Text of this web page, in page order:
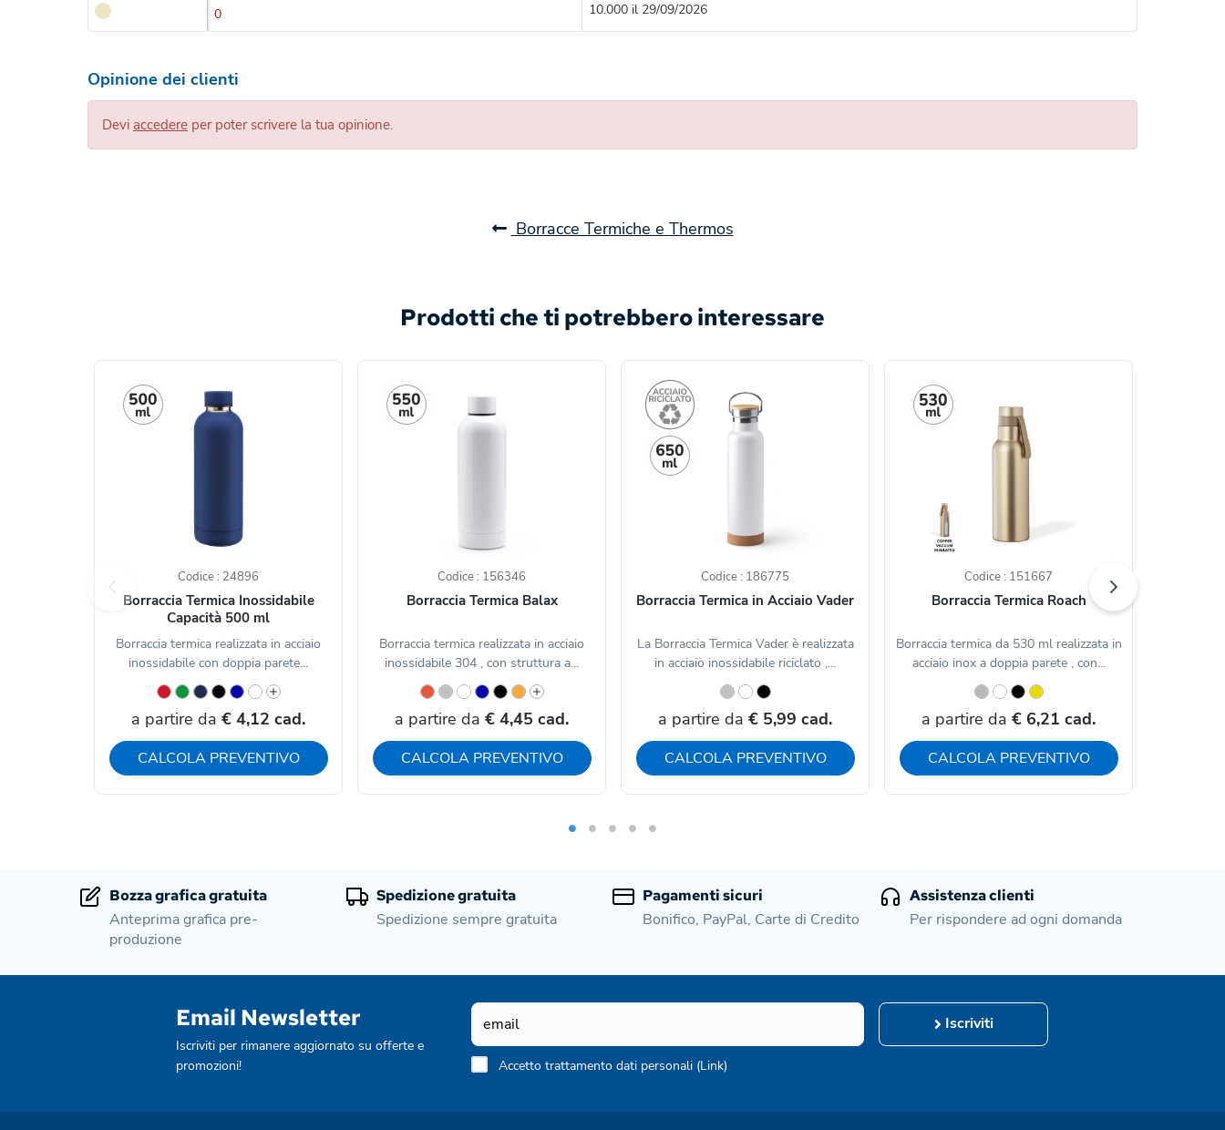
0 10.000 il 29/09/2026
Opinione dei clienti
Devi accedere per poter scrivere la tua opinione.
Borracce Termiche e Thermos
Prodotti che ti potrebbero interessare
Codice : 24896
Borraccia Termica Inossidabile
Capacità 500 ml
Borraccia termica realizzata in acciaio
inossidabile con doppia parete...
a partire da € 4,12 cad.
CALCOLA PREVENTIVO
Codice : 156346
Borraccia Termica Balax
Borraccia termica realizzata in acciaio
inossidabile 304 , con struttura a...
a partire da € 4,45 cad.
CALCOLA PREVENTIVO
Codice : 186775
Borraccia Termica in Acciaio Vader
La Borraccia Termica Vader è realizzata
in acciaio inossidabile riciclato ,...
a partire da € 5,99 cad.
CALCOLA PREVENTIVO
Codice : 151667
Borraccia Termica Roach
Borraccia termica da 530 ml realizzata in
acciaio inox a doppia parete , con...
a partire da € 6,21 cad.
CALCOLA PREVENTIVO
Bozza grafica gratuita
Anteprima grafica pre-
produzione
Spedizione gratuita
Spedizione sempre gratuita
Pagamenti sicuri
Bonifico, PayPal, Carte di Credito
Assistenza clienti
Per rispondere ad ogni domanda
Email Newsletter
Iscriviti per rimanere aggiornato su offerte e
promozioni!
Iscriviti
Accetto trattamento dati personali (Link)